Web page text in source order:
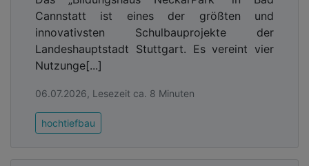
Cannstatt ist eines der größten und
innovativsten Schulbauprojekte der
Landeshauptstadt Stuttgart. Es vereint vier
Nutzunge[...]
06.07.2026, Lesezeit ca. 8 Minuten
hochtiefbau